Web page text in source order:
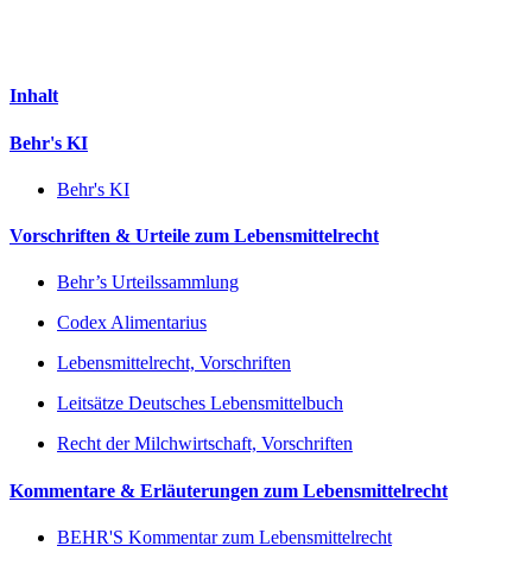
Inhalt
Behr's KI
Behr's KI
Vorschriften & Urteile zum Lebensmittelrecht
Behr’s Urteilssammlung
Codex Alimentarius
Lebensmittelrecht, Vorschriften
Leitsätze Deutsches Lebensmittelbuch
Recht der Milchwirtschaft, Vorschriften
Kommentare & Erläuterungen zum Lebensmittelrecht
BEHR'S Kommentar zum Lebensmittelrecht